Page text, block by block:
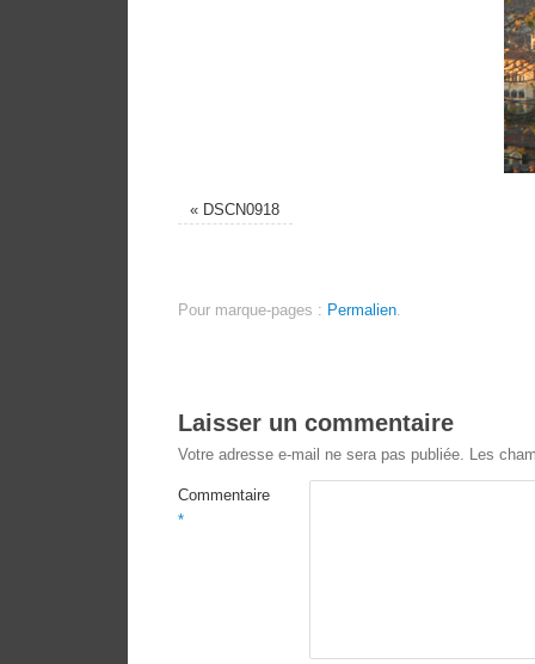
« DSCN0918
Pour marque-pages : Permalien.
Laisser un commentaire
Votre adresse e-mail ne sera pas publiée. Les
Commentaire
*